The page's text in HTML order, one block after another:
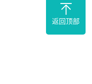
返回顶部